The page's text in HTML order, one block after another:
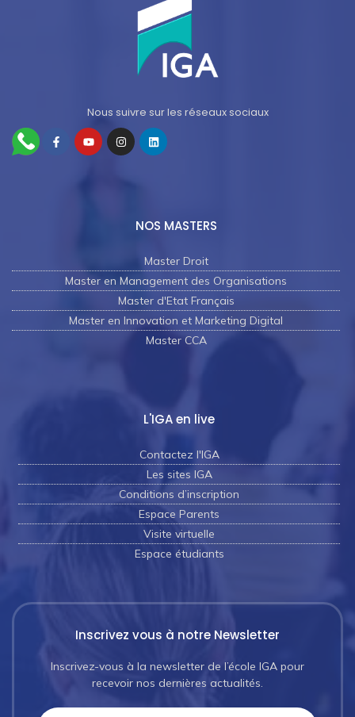
Nous suivre sur les réseaux sociaux
NOS MASTERS
Master Droit
Master en Management des Organisations
Master d'Etat Français
Master en Innovation et Marketing Digital
Master CCA
L'IGA en live
Contactez l'IGA
Les sites IGA
Conditions d’inscription
Espace Parents
Visite virtuelle
Espace étudiants
Inscrivez vous à notre Newsletter
Inscrivez-vous à la newsletter de l’école IGA pour
recevoir nos dernières actualités.